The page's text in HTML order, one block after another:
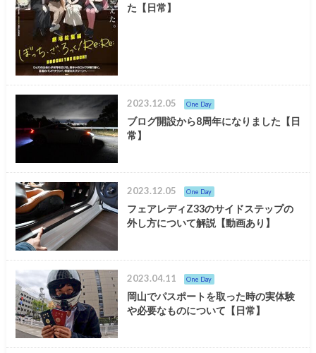
た【日常】
2023.12.05 One Day
ブログ開設から8周年になりました【日
常】
2023.12.05 One Day
フェアレディZ33のサイドステップの
外し方について解説【動画あり】
2023.04.11 One Day
岡山でパスポートを取った時の実体験
や必要なものについて【日常】